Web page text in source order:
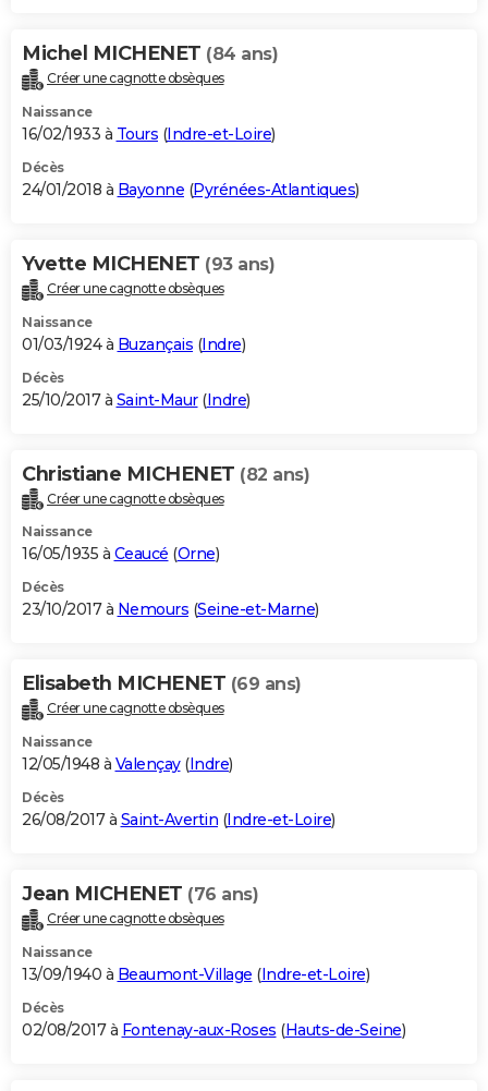
Michel MICHENET (84 ans)
Créer une cagnotte obsèques
Naissance
16/02/1933 à Tours (Indre-et-Loire)
Décès
24/01/2018 à Bayonne (Pyrénées-Atlantiques)
Yvette MICHENET (93 ans)
Créer une cagnotte obsèques
Naissance
01/03/1924 à Buzançais (Indre)
Décès
25/10/2017 à Saint-Maur(Indre)
Christiane MICHENET (82 ans)
Créer une cagnotte obsèques
Naissance
16/05/1935 à Ceaucé (Orne)
Décès
23/10/2017 à Nemours (Seine-et-Marne)
Elisabeth MICHENET (69 ans)
Créer une cagnotte obsèques
Naissance
12/05/1948 à Valençay(Indre)
Décès
26/08/2017 à Saint-Avertin (Indre-et-Loire)
Jean MICHENET (76 ans)
Créer une cagnotte obsèques
Naissance
13/09/1940 à Beaumont-Village (Indre-et-Loire)
Décès
02/08/2017 à Fontenay-aux-Roses (Hauts-de-Seine)